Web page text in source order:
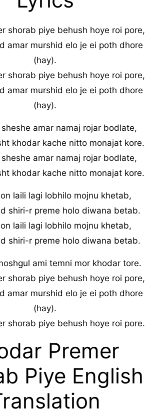
shorab piye behush hoye roi pore,
amar murshid elo je ei poth dhore
(hay).
shorab piye behush hoye roi pore,
amar murshid elo je ei poth dhore
(hay).
amar namaj rojar bodlate,
khodar kache nitto monajat kore.
amar namaj rojar bodlate,
khodar kache nitto monajat kore.
laili lagi lobhilo mojnu khetab,
shiri-r preme holo diwana betab.
laili lagi lobhilo mojnu khetab,
shiri-r preme holo diwana betab.
ami temni mor khodar tore.
shorab piye behush hoye roi pore,
amar murshid elo je ei poth dhore
(hay).
shorab piye behush hoye roi pore.
Premer
Piye English